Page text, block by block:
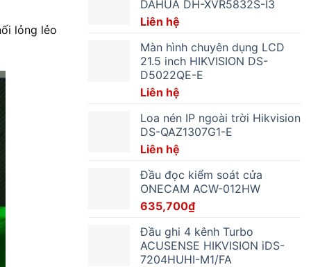
lỏng lẻo
DAHUA DH-XVR5832S-I3
Liên hệ
Màn hình chuyên dụng LCD
21.5 inch HIKVISION DS-
D5022QE-E
Liên hệ
Loa nén IP ngoài trời Hikvision
DS-QAZ1307G1-E
Liên hệ
Đầu đọc kiểm soát cửa
ONECAM ACW-012HW
635,700₫
Đầu ghi 4 kênh Turbo
ACUSENSE HIKVISION iDS-
7204HUHI-M1/FA